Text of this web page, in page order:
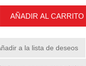
AÑADIR AL CARRITO
a la lista de deseos